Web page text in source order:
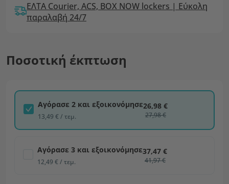
ΕΛΤΑ Courier, ACS, BOX NOW lockers | Εύκολη
παραλαβή 24/7
Ποσοτική έκπτωση
Αγόρασε 2 και εξοικονόμησε
13,49 € / τεμ.
26,98 €
27,98 €
Αγόρασε 3 και εξοικονόμησε
12,49 € / τεμ.
37,47 €
41,97 €